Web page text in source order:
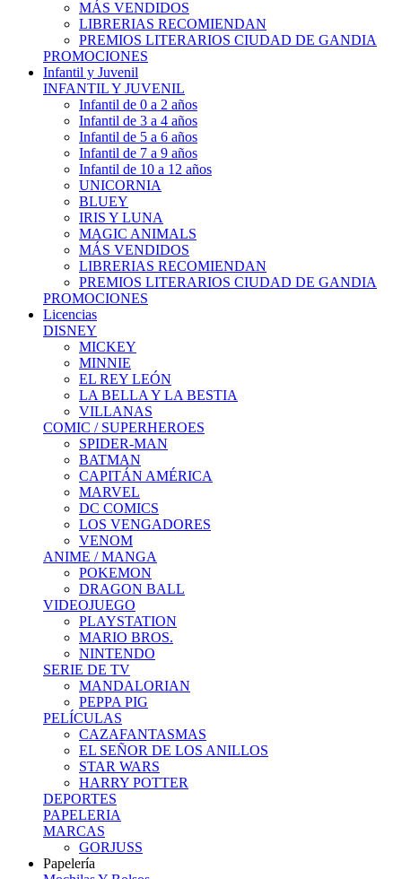
MÁS VENDIDOS
LIBRERIAS RECOMIENDAN
PREMIOS LITERARIOS CIUDAD DE GANDIA
PROMOCIONES
Infantil y Juvenil
INFANTIL Y JUVENIL
Infantil de 0 a 2 años
Infantil de 3 a 4 años
Infantil de 5 a 6 años
Infantil de 7 a 9 años
Infantil de 10 a 12 años
UNICORNIA
BLUEY
IRIS Y LUNA
MAGIC ANIMALS
MÁS VENDIDOS
LIBRERIAS RECOMIENDAN
PREMIOS LITERARIOS CIUDAD DE GANDIA
PROMOCIONES
Licencias
DISNEY
MICKEY
MINNIE
EL REY LEÓN
LA BELLA Y LA BESTIA
VILLANAS
COMIC / SUPERHEROES
SPIDER-MAN
BATMAN
CAPITÁN AMÉRICA
MARVEL
DC COMICS
LOS VENGADORES
VENOM
ANIME / MANGA
POKEMON
DRAGON BALL
VIDEOJUEGO
PLAYSTATION
MARIO BROS.
NINTENDO
SERIE DE TV
MANDALORIAN
PEPPA PIG
PELÍCULAS
CAZAFANTASMAS
EL SEÑOR DE LOS ANILLOS
STAR WARS
HARRY POTTER
DEPORTES
PAPELERIA
MARCAS
GORJUSS
Papelería